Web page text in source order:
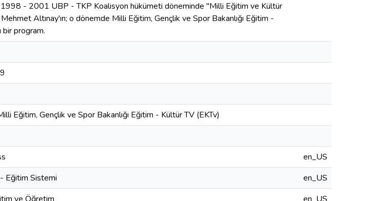
1998 - 2001 UBP - TKP Koalisyon hükümeti döneminde "Milli Eğitim ve Kültür
Altınay'ın; o dönemde Milli Eğitim, Gençlik ve Spor Bakanlığı Eğitim -
bir program.
Eğitim, Gençlik ve Spor Bakanlığı Eğitim - Kültür TV (EKTv)
en_US
Eğitim Sistemi
en_US